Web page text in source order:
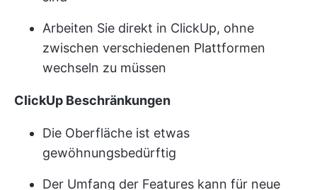
Arbeiten Sie direkt in ClickUp, ohne
zwischen verschiedenen Plattformen
wechseln zu müssen
ClickUp Beschränkungen
Die Oberfläche ist etwas
gewöhnungsbedürftig
Der Umfang der Features kann für neue